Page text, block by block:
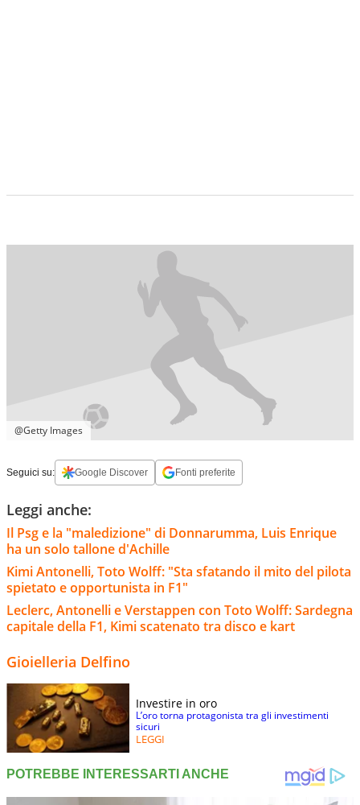
@Getty Images
Seguici su: Google Discover Fonti preferite
Leggi anche:
Il Psg e la "maledizione" di Donnarumma, Luis Enrique
ha un solo tallone d'Achille
Kimi Antonelli, Toto Wolff: "Sta sfatando il mito del pilota
spietato e opportunista in F1"
Leclerc, Antonelli e Verstappen con Toto Wolff: Sardegna
capitale della F1, Kimi scatenato tra disco e kart
Gioielleria Delfino
Investire in oro
L’oro torna protagonista tra gli investimenti
sicuri
LEGGI